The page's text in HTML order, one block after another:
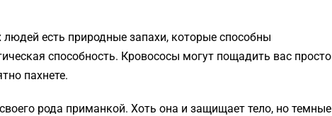
есть природные запахи, которые способны
способность. Кровососы могут пощадить вас просто
пахнете.
рода приманкой. Хоть она и защищает тело, но темные